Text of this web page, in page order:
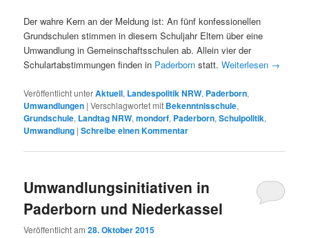
Der wahre Kern an der Meldung ist: An fünf konfessionellen
Grundschulen stimmen in diesem Schuljahr Eltern über eine
Umwandlung in Gemeinschaftsschulen ab. Allein vier der
Schulartabstimmungen finden in Paderborn statt.Weiterlesen →
Veröffentlicht unterAktuell, Landespolitik NRW, Paderborn,
Umwandlungen |Verschlagwortet mit Bekenntnisschule,
Grundschule, Landtag NRW,mondorf, Paderborn,Schulpolitik,
Umwandlung |Schreibe einen Kommentar
Umwandlungsinitiativen in
Paderborn und Niederkassel
Veröffentlicht am28. Oktober 2015